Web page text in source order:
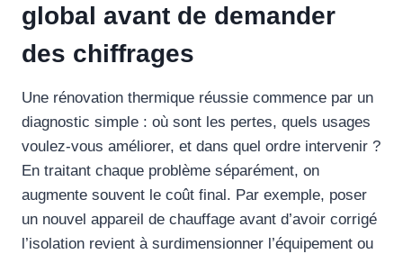
global avant de demander
des chiffrages
Une rénovation thermique réussie commence par un
diagnostic simple : où sont les pertes, quels usages
voulez-vous améliorer, et dans quel ordre intervenir ?
En traitant chaque problème séparément, on
augmente souvent le coût final. Par exemple, poser
un nouvel appareil de chauffage avant d’avoir corrigé
l’isolation revient à surdimensionner l’équipement ou